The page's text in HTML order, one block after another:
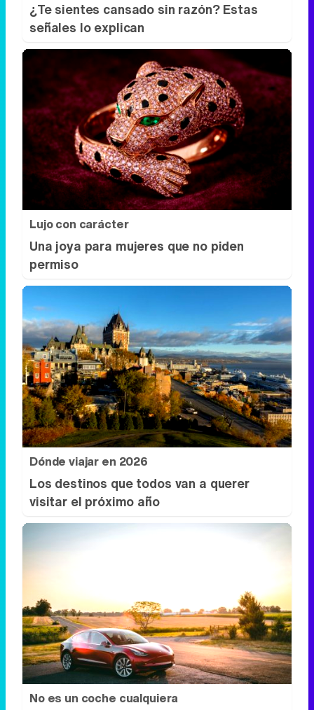
Lujo con carácter
Una joya para mujeres que no piden
permiso
Dónde viajar en 2026
Los destinos que todos van a querer
visitar el próximo año
No es un coche cualquiera
Este coche te hará olvidar el sofá de tu
casa